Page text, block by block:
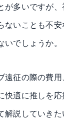
が多いですが、
ないことも不安
でしょうか。
征の際の費用
快適に推しを
解説していきた